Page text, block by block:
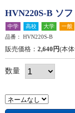
HVN220S-B ソ
中学 高校 大学 一般
品番：
HVN220S-B
販売価格： 2,640円(本
数量